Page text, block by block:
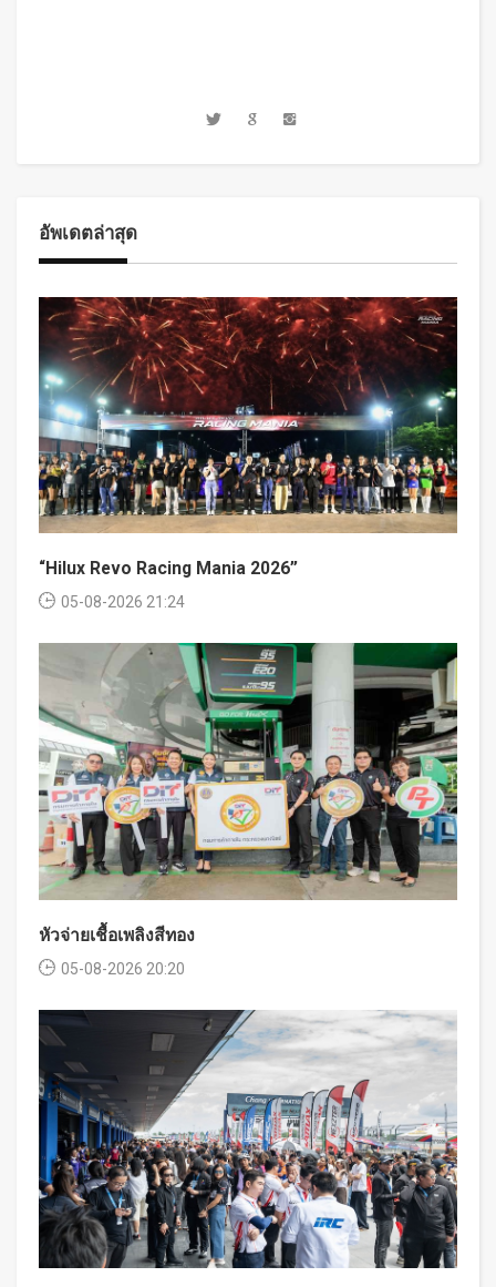
อัพเดตล่าสุด
“Hilux Revo Racing Mania 2026”
05-08-2026 21:24
หัวจ่ายเชื้อเพลิงสีทอง
05-08-2026 20:20